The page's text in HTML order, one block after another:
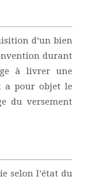
d’un bien
durant
à livrer une
a pour objet le
du versement
selon l’état du